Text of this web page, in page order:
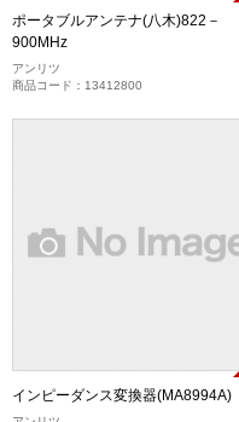
ポータブルアンテナ(八木)822－
900MHz
アンリツ
商品コード：13412800
インピーダンス変換器(MA8994A)